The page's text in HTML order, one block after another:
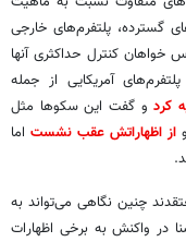
گسترده، پلتفرم‌های خارجی
کنترل حداکثری آنها
آمریکایی از جمله
کردو گفت این سکوها مثل
از اظهاراتش عقب نشستاما
چنین نگاهی می‌تواند به
در واکنش به برخی اظهارات